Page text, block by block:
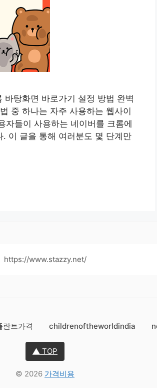
바탕화면 바로가기 설정 방법 완벽
중 하나는 자주 사용하는 웹사이
자들이 사용하는 네이버를 크롬에
이 글을 통해 여러분도 몇 단계만
https://www.stazzy.net/
란트가격 childrenoftheworldindia
▲ TOP
© 2026 가격비용